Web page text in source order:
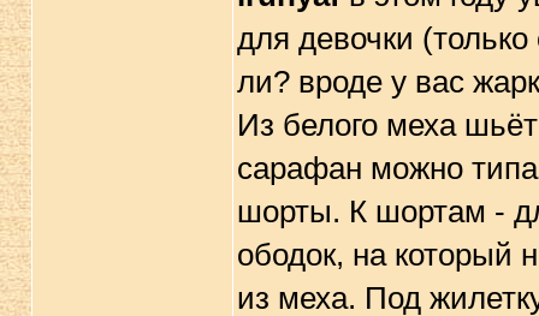
для девочки
ли? вроде у вас
Из белого меха
сарафан можно
шорты. К шортам -
ободок, на который
из меха. Под